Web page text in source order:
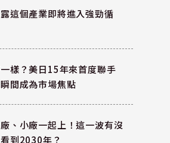
這個產業即將進入強勁循
樣？美日15年來首度聯手
間成為市場焦點
、小廠一起上！這一波有沒
到2030年？